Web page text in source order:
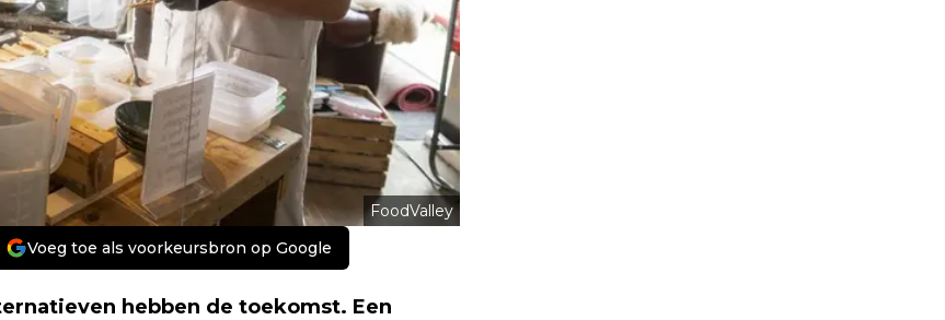
FoodValley
Voeg toe als voorkeursbron op Google
hebben de toekomst. Een